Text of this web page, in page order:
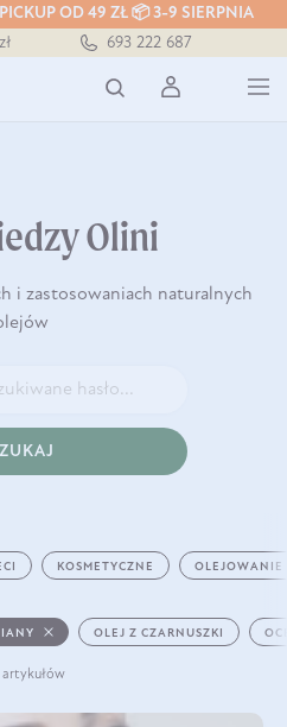
OD 49 ZŁ 📦 3-9 SIERPNIA
693 222 687
Olini
i zastosowaniach naturalnych
KOSMETYCZNE OLEJOWANIE
OLEJ Z CZARNUSZKI
artykułów